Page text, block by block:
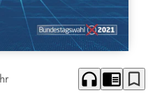
headphones chrome_reader_mode bookmark_border